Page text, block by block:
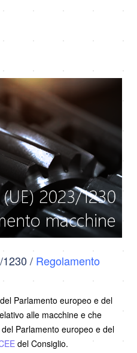
/ Regolamento
Parlamento europeo e del
alle macchine e che
del Parlamento europeo e del
del Consiglio.